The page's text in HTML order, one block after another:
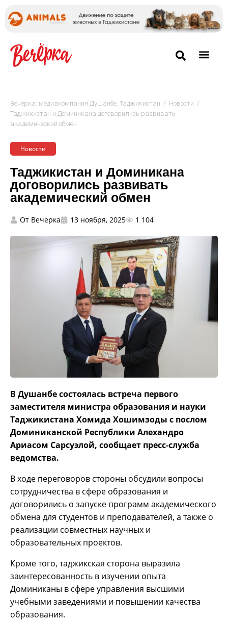
Вечёрка: медиакомпания Душанбе, Таджикистан / Новости /
Таджикистан и Доминикана договорились развивать
академический обмен
Новости
Таджикистан и Доминикана
договорились развивать
академический обмен
От Вечерка 13 ноября, 2025 1 104
В Душанбе состоялась встреча первого
заместителя министра образования и науки
Таджикистана Хомида Хошимзоды с послом
Доминиканской Республики Алехандро
Ариасом Сарсуэлой, сообщает пресс-служба
ведомства.
В ходе переговоров стороны обсудили вопросы
сотрудничества в сфере образования и
договорились о запуске программ академического
обмена для студентов и преподавателей, а также о
реализации совместных научных и
образовательных проектов.
Кроме того, таджикская сторона выразила
заинтересованность в изучении опыта
Доминиканы в сфере управления высшими
учебными заведениями и повышении качества
образования.